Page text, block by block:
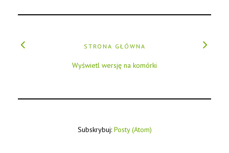
STRONA GŁÓWNA
Wyświetl wersję na komórki
Subskrybuj: Posty (Atom)